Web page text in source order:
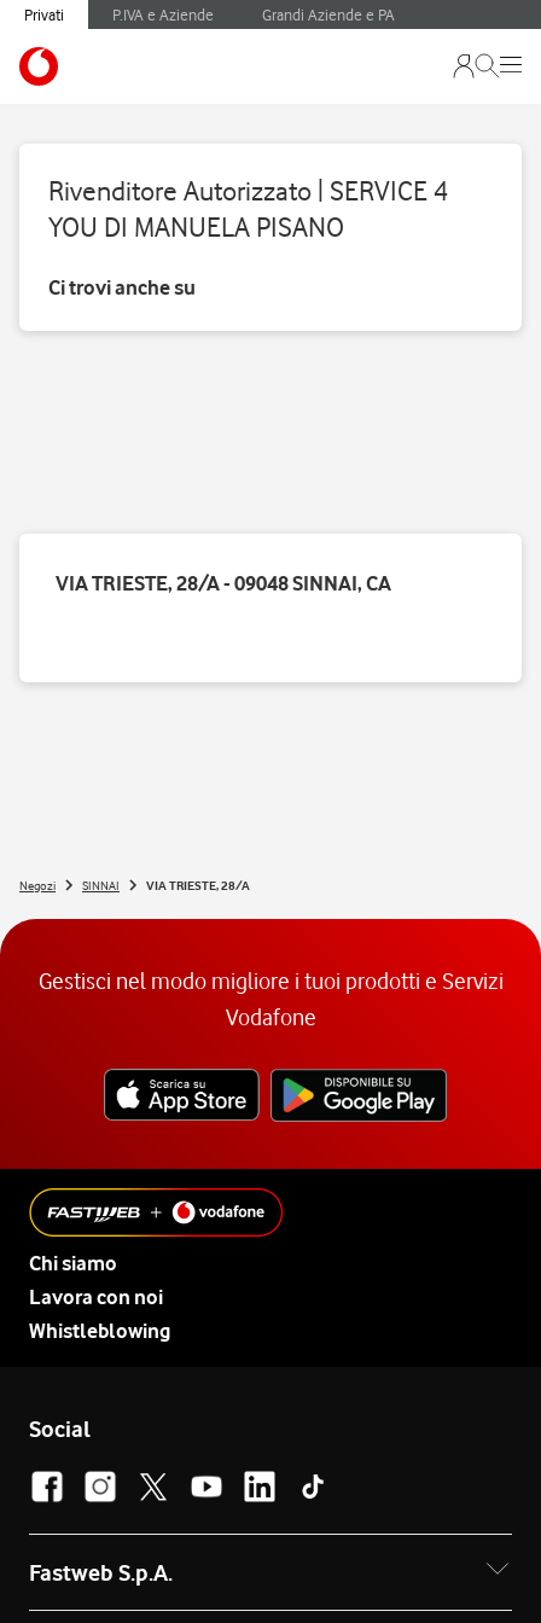
Privati P.IVA e Aziende Grandi Aziende e PA
Rivenditore Autorizzato | SERVICE 4
YOU DI MANUELA PISANO
Ci trovi anche su
VIA TRIESTE, 28/A - 09048 SINNAI, CA
Negozi SINNAI VIA TRIESTE, 28/A
Gestisci nel modo migliore i tuoi prodotti e Servizi
Vodafone
Chi siamo
Lavora con noi
Whistleblowing
Social
Fastweb S.p.A.